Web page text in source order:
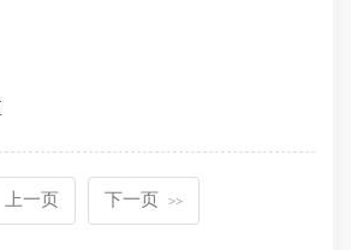
上一页 下一页 >>